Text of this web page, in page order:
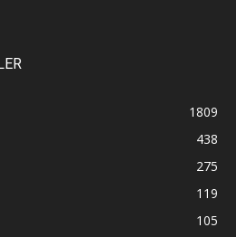
1809
438
275
119
105